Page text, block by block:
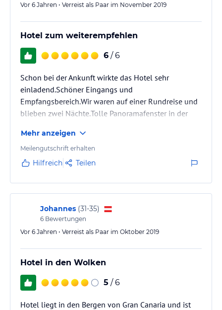
Vor 6 Jahren • Verreist als Paar im November 2019
Hotel zum weiterempfehlen
6 / 6
Schon bei der Ankunft wirkte das Hotel sehr
einladend.Schöner Eingangs und
Empfangsbereich.Wir waren auf einer Rundreise und
blieben zwei Nächte.Tolle Panoramafenster in der
Mehr anzeigen
Meilengutschrift erhalten
Hilfreich Teilen
Johannes (31-35)
6 Bewertungen
Vor 6 Jahren • Verreist als Paar im Oktober 2019
Hotel in den Wolken
5 / 6
Hotel liegt in den Bergen von Gran Canaria und ist